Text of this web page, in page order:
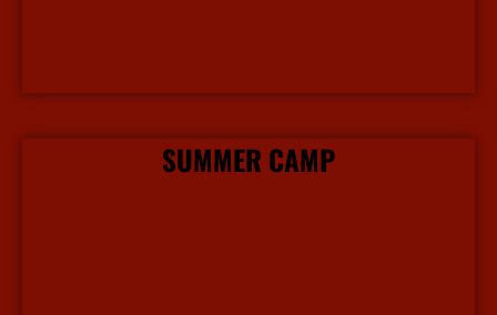
SUMMER CAMP